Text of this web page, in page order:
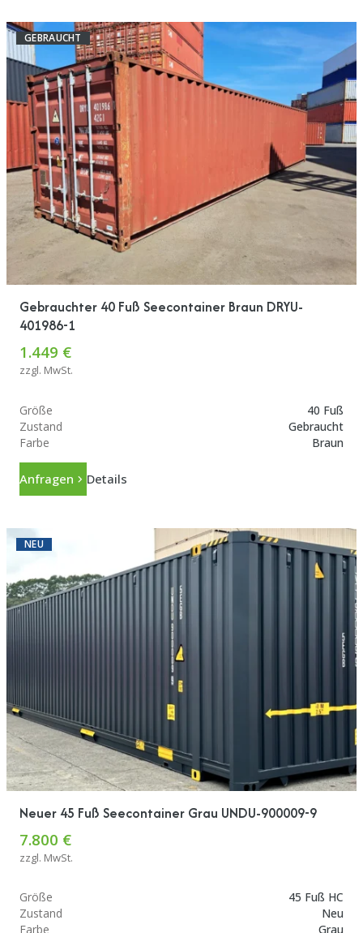
GEBRAUCHT
Gebrauchter 40 Fuß Seecontainer Braun DRYU-
401986-1
1.449 €
zzgl. MwSt.
Größe
40 Fuß
Zustand
Gebraucht
Farbe
Braun
Anfragen Details
NEU
Neuer 45 Fuß Seecontainer Grau UNDU-900009-9
7.800 €
zzgl. MwSt.
Größe
45 Fuß HC
Zustand
Neu
Farbe
Grau